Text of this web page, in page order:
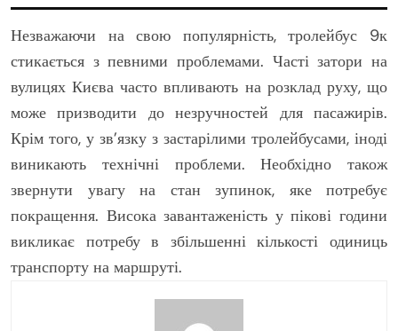
Незважаючи на свою популярність, тролейбус 9к
стикається з певними проблемами. Часті затори на
вулицях Києва часто впливають на розклад руху, що
може призводити до незручностей для пасажирів.
Крім того, у зв’язку з застарілими тролейбусами, іноді
виникають технічні проблеми. Необхідно також
звернути увагу на стан зупинок, яке потребує
покращення. Висока завантаженість у пікові години
викликає потребу в збільшенні кількості одиниць
транспорту на маршруті.